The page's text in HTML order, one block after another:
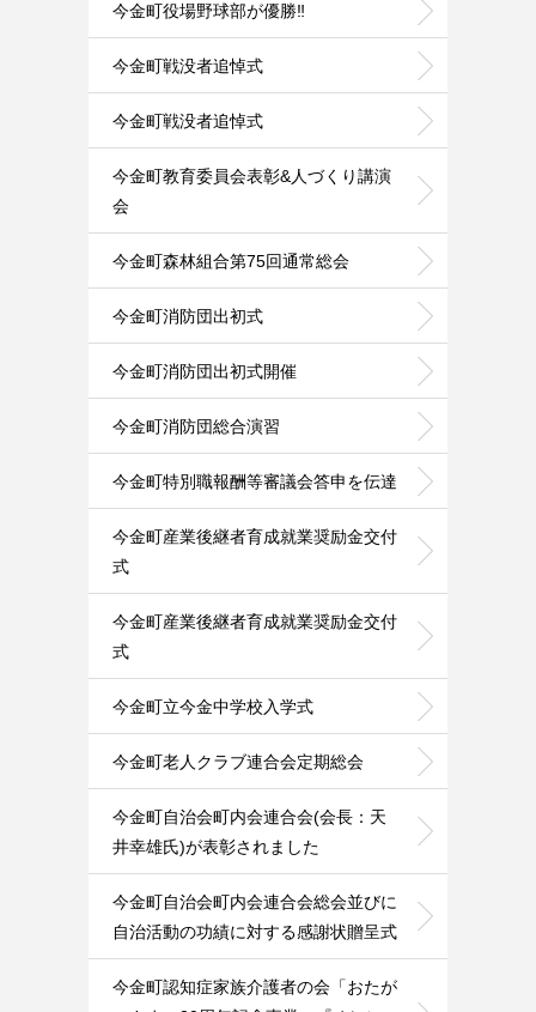
今金町役場野球部が優勝‼️
今金町戦没者追悼式
今金町戦没者追悼式
今金町教育委員会表彰&人づくり講演
会
今金町森林組合第75回通常総会
今金町消防団出初式
今金町消防団出初式開催
今金町消防団総合演習
今金町特別職報酬等審議会答申を伝達
今金町産業後継者育成就業奨励金交付
式
今金町産業後継者育成就業奨励金交付
式
今金町立今金中学校入学式
今金町老人クラブ連合会定期総会
今金町自治会町内会連合会(会長：天
井幸雄氏)が表彰されました
今金町自治会町内会連合会総会並びに
自治活動の功績に対する感謝状贈呈式
今金町認知症家族介護者の会「おたが